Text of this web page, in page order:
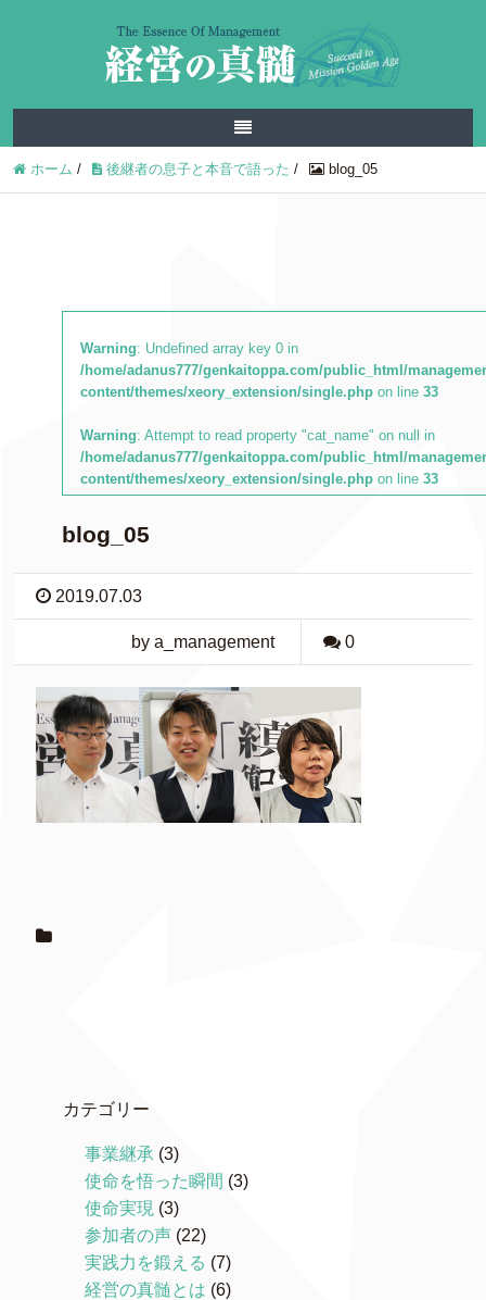
ホーム / 後継者の息子と本音で語った / blog_05
Warning: Undefined array key 0 in
/home/adanus777/genkaitoppa.com/public_html/
content/themes/xeory_extension/single.php on line33
Warning: Attempt to read property "cat_name" on null in
/home/adanus777/genkaitoppa.com/public_html/
content/themes/xeory_extension/single.php on line33
blog_05
2019.07.03
by a_management 0
カテゴリー
事業継承 (3)
使命を悟った瞬間 (3)
使命実現 (3)
参加者の声 (22)
実践力を鍛える (7)
経営の真髄とは (6)